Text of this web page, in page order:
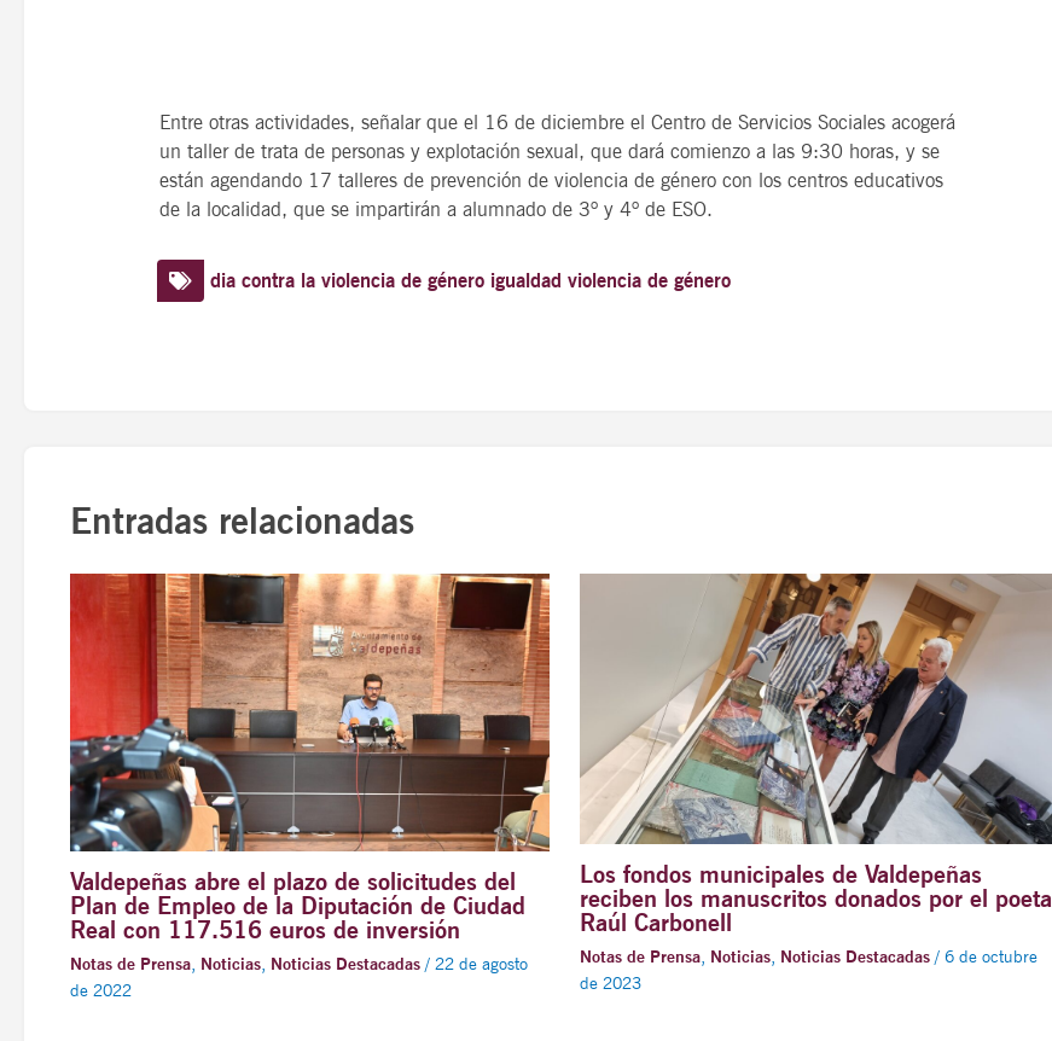
Entre otras actividades, señalar que el 16 de diciembre el Centro de Servicios Sociales acogerá
un taller de trata de personas y explotación sexual, que dará comienzo a las 9:30 horas, y se
están agendando 17 talleres de prevención de violencia de género con los centros educativos
de la localidad, que se impartirán a alumnado de 3º y 4º de ESO.
dia contra la violencia de género igualdad violencia de género
Entradas relacionadas
Valdepeñas abre el plazo de solicitudes del
Plan de Empleo de la Diputación de Ciudad
Real con 117.516 euros de inversión
Notas de Prensa, Noticias, Noticias Destacadas/ 22 de agosto
de 2022
Los fondos municipales de Valdepeñas
reciben los manuscritos donados por el poeta
Raúl Carbonell
Notas de Prensa, Noticias, Noticias Destacadas/ 6 de octubre
de 2023